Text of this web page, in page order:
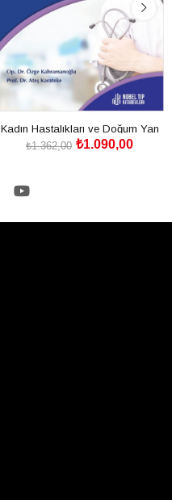
Kadın Hastalıkları ve Doğum Yan
Dal Sınavına (YDUS) Hazırlık
₺1.090,00
₺1.362,00